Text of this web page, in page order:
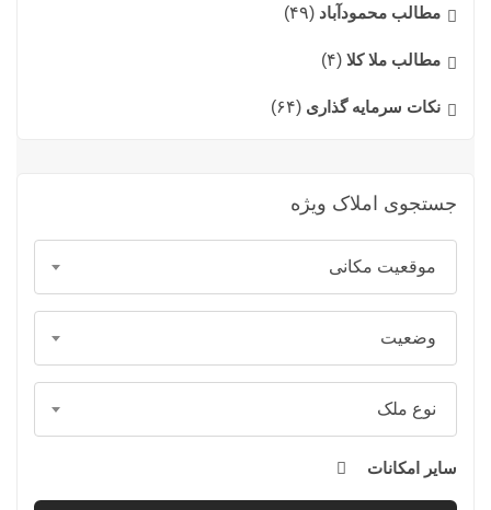
مطالب محمودآباد (۴۹)
مطالب ملا کلا (۴)
نکات سرمایه گذاری (۶۴)
جستجوی املاک ویژه
موقعیت مکانی
وضعیت
نوع ملک
سایر امکانات